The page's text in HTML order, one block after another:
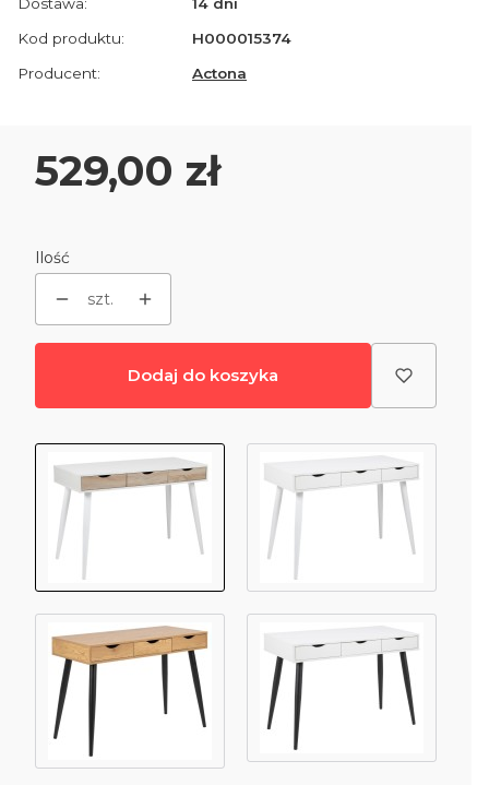
Kod produktu:
H000015374
Producent:
Actona
Cena
529,00 zł
Ilość
szt.
Dodaj do koszyka